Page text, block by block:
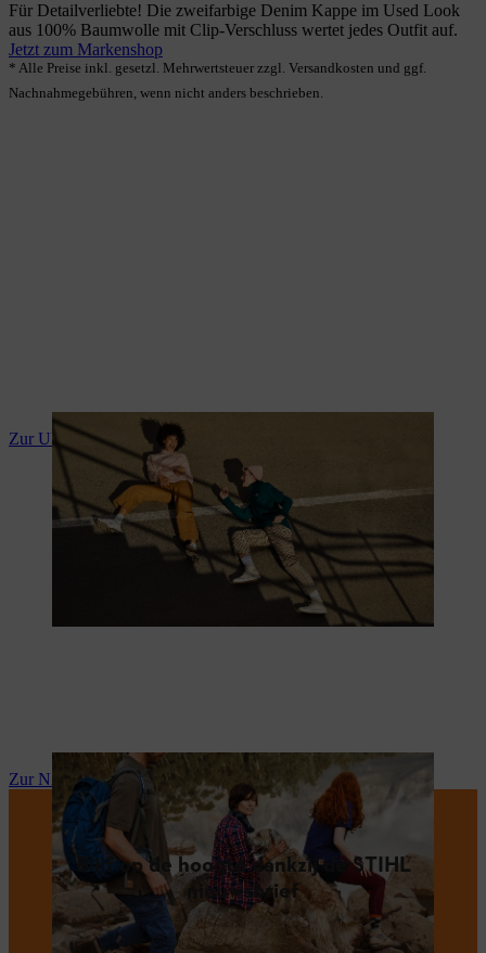
Für Detailverliebte! Die zweifarbige Denim Kappe im Used Look
aus 100% Baumwolle mit Clip-Verschluss wertet jedes Outfit auf.
Jetzt zum Markenshop
* Alle Preise inkl. gesetzl. Mehrwertsteuer zzgl. Versandkosten und ggf.
Nachnahmegebühren, wenn nicht anders beschrieben.
Zur URBAN Collection
Zur NATURE Collection
Blijf op de hoogte dankzij de STIHL
nieuwsbrief